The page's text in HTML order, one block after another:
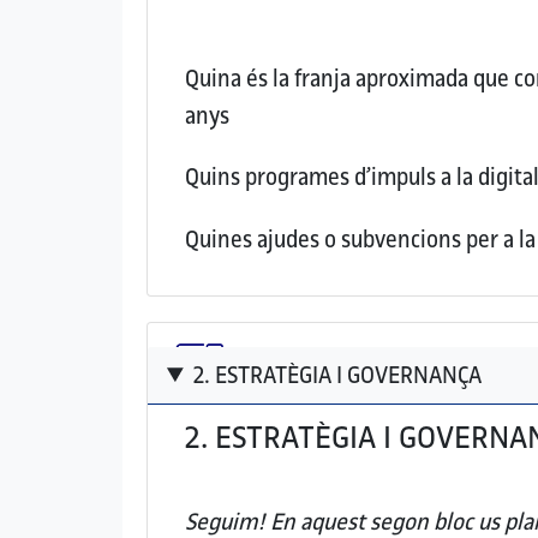
Quina és la franja aproximada que
anys
Quins programes d’impuls a la
Quines ajudes o subvencions per a
2. ESTRATÈGIA I GOVERNANÇA
2. ESTRATÈGIA I
Seguim! En aquest segon bloc us